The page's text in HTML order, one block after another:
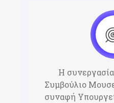
H
Συμβούλιο
συναφή